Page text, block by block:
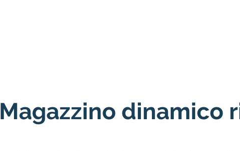
Magazzino dinamico